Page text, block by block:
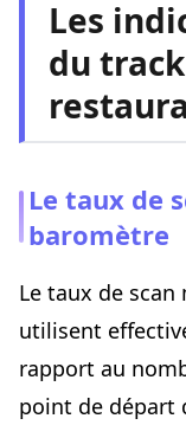
Les
du
Le taux de
baromètre
Le taux de
utilisent
rapport au
point de départ